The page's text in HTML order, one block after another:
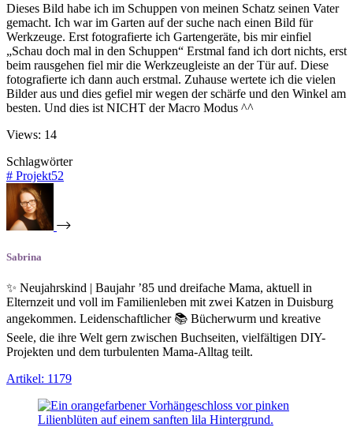
Dieses Bild habe ich im Schuppen von meinen Schatz seinen Vater
gemacht. Ich war im Garten auf der suche nach einen Bild für
Werkzeuge. Erst fotografierte ich Gartengeräte, bis mir einfiel
„Schau doch mal in den Schuppen“ Erstmal fand ich dort nichts, erst
beim rausgehen fiel mir die Werkzeugleiste an der Tür auf. Diese
fotografierte ich dann auch erstmal. Zuhause wertete ich die vielen
Bilder aus und dies gefiel mir wegen der schärfe und den Winkel am
besten. Und dies ist NICHT der Macro Modus ^^
Views: 14
Schlagwörter
# Projekt52
Sabrina
✨ Neujahrskind | Baujahr ’85 und dreifache Mama, aktuell in
Elternzeit und voll im Familienleben mit zwei Katzen in Duisburg
angekommen. Leidenschaftlicher 📚 Bücherwurm und kreative
Seele, die ihre Welt gern zwischen Buchseiten, vielfältigen DIY-
Projekten und dem turbulenten Mama-Alltag teilt.
Artikel: 1179